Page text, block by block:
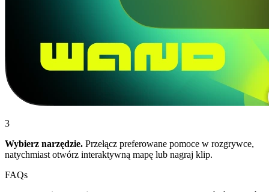
3
Wybierz narzędzie. Przełącz preferowane pomoce w rozgrywce,
natychmiast otwórz interaktywną mapę lub nagraj klip.
FAQs